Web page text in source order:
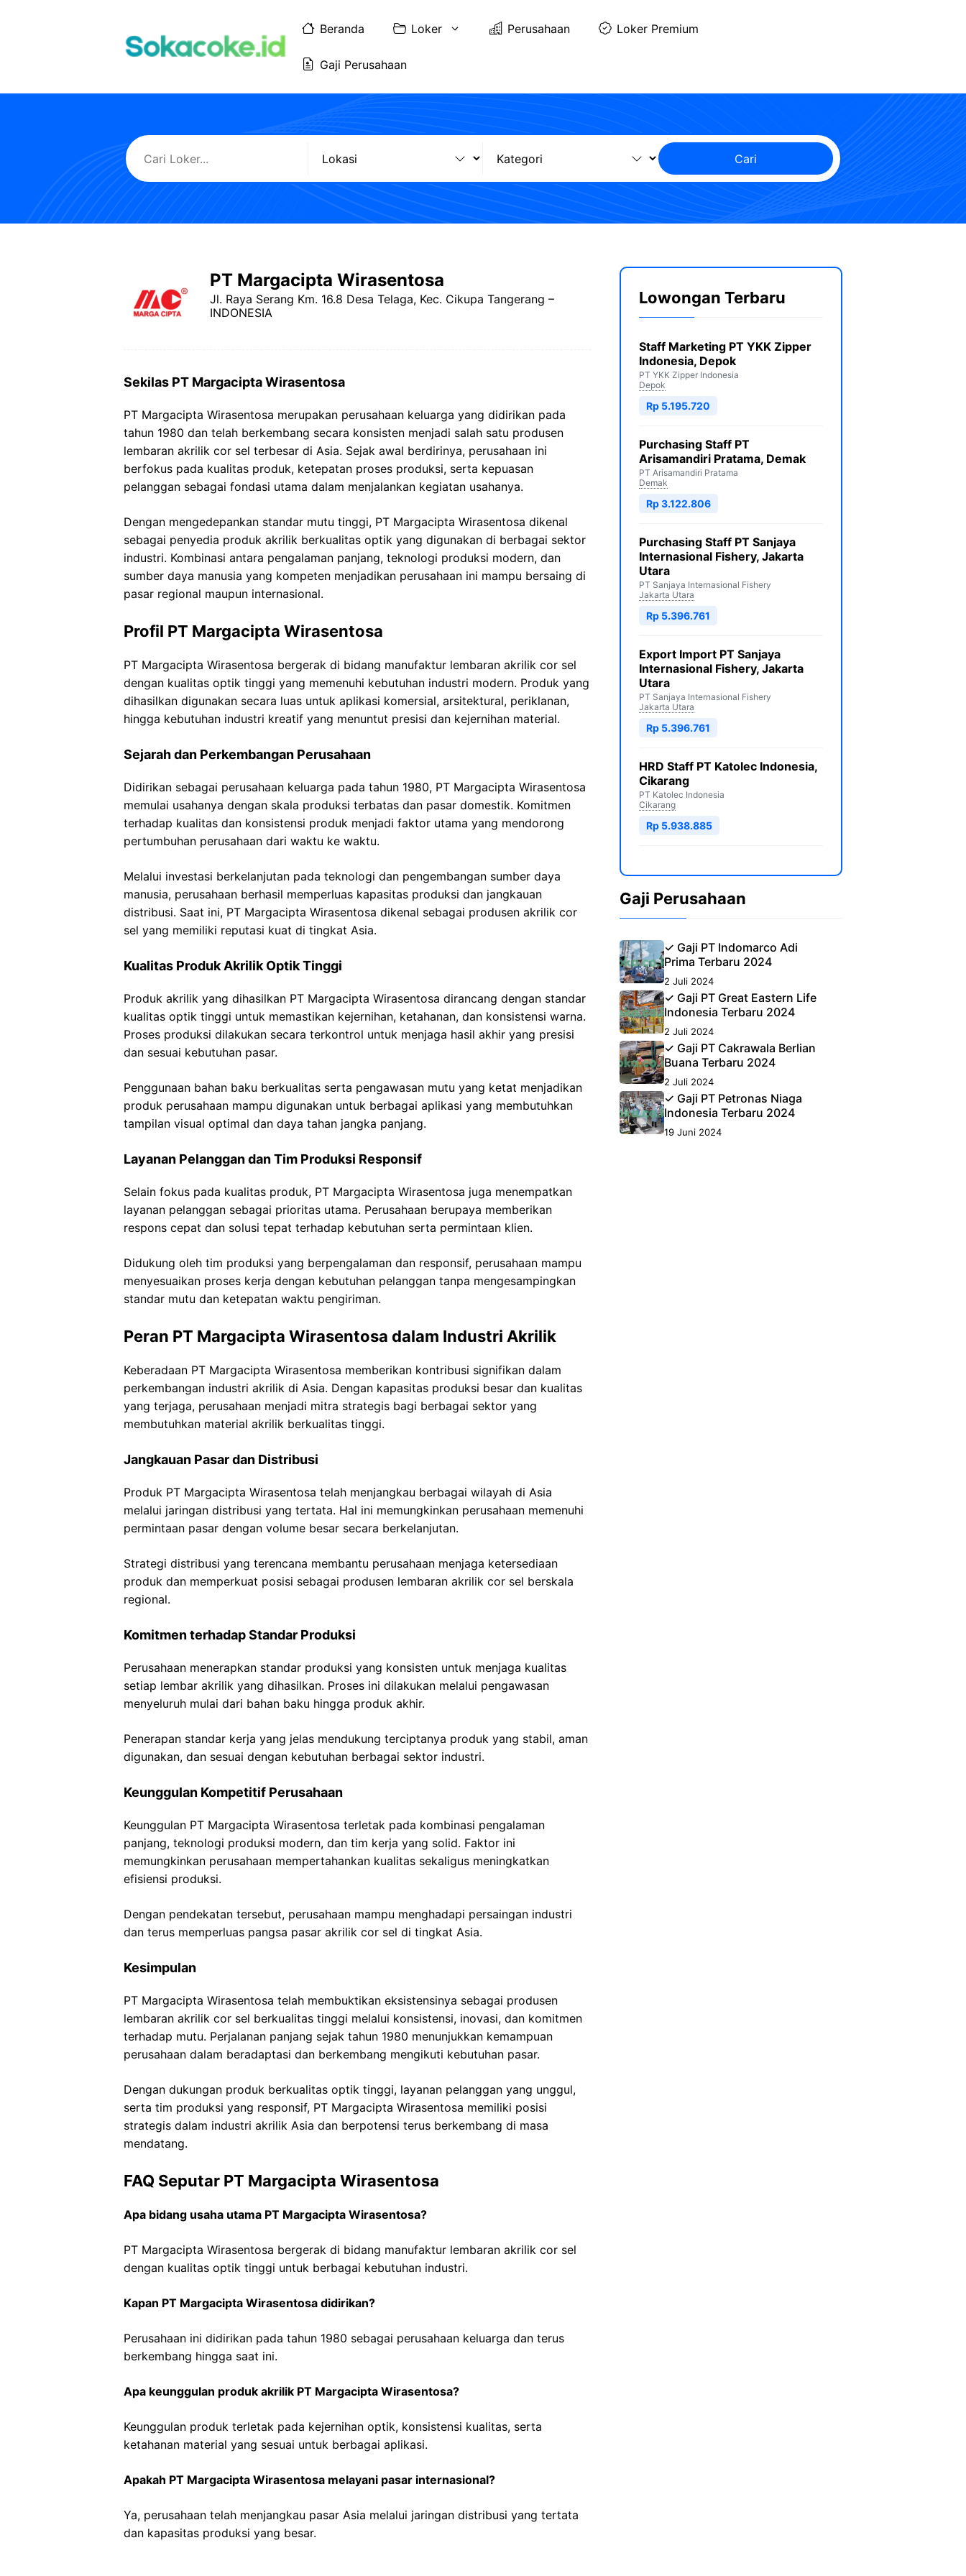
Beranda Loker Perusahaan Loker Premium
Gaji Perusahaan
Cari
PT Margacipta Wirasentosa
Jl. Raya Serang Km. 16.8 Desa Telaga, Kec. Cikupa Tangerang –
INDONESIA
Sekilas PT Margacipta Wirasentosa
PT Margacipta Wirasentosa merupakan perusahaan keluarga yang didirikan pada
tahun 1980 dan telah berkembang secara konsisten menjadi salah satu produsen
lembaran akrilik cor sel terbesar di Asia. Sejak awal berdirinya, perusahaan ini
berfokus pada kualitas produk, ketepatan proses produksi, serta kepuasan
pelanggan sebagai fondasi utama dalam menjalankan kegiatan usahanya.
Dengan mengedepankan standar mutu tinggi, PT Margacipta Wirasentosa dikenal
sebagai penyedia produk akrilik berkualitas optik yang digunakan di berbagai sektor
industri. Kombinasi antara pengalaman panjang, teknologi produksi modern, dan
sumber daya manusia yang kompeten menjadikan perusahaan ini mampu bersaing di
pasar regional maupun internasional.
Profil PT Margacipta Wirasentosa
PT Margacipta Wirasentosa bergerak di bidang manufaktur lembaran akrilik cor sel
dengan kualitas optik tinggi yang memenuhi kebutuhan industri modern. Produk yang
dihasilkan digunakan secara luas untuk aplikasi komersial, arsitektural, periklanan,
hingga kebutuhan industri kreatif yang menuntut presisi dan kejernihan material.
Sejarah dan Perkembangan Perusahaan
Didirikan sebagai perusahaan keluarga pada tahun 1980, PT Margacipta Wirasentosa
memulai usahanya dengan skala produksi terbatas dan pasar domestik. Komitmen
terhadap kualitas dan konsistensi produk menjadi faktor utama yang mendorong
pertumbuhan perusahaan dari waktu ke waktu.
Melalui investasi berkelanjutan pada teknologi dan pengembangan sumber daya
manusia, perusahaan berhasil memperluas kapasitas produksi dan jangkauan
distribusi. Saat ini, PT Margacipta Wirasentosa dikenal sebagai produsen akrilik cor
sel yang memiliki reputasi kuat di tingkat Asia.
Kualitas Produk Akrilik Optik Tinggi
Produk akrilik yang dihasilkan PT Margacipta Wirasentosa dirancang dengan standar
kualitas optik tinggi untuk memastikan kejernihan, ketahanan, dan konsistensi warna.
Proses produksi dilakukan secara terkontrol untuk menjaga hasil akhir yang presisi
dan sesuai kebutuhan pasar.
Penggunaan bahan baku berkualitas serta pengawasan mutu yang ketat menjadikan
produk perusahaan mampu digunakan untuk berbagai aplikasi yang membutuhkan
tampilan visual optimal dan daya tahan jangka panjang.
Layanan Pelanggan dan Tim Produksi Responsif
Selain fokus pada kualitas produk, PT Margacipta Wirasentosa juga menempatkan
layanan pelanggan sebagai prioritas utama. Perusahaan berupaya memberikan
respons cepat dan solusi tepat terhadap kebutuhan serta permintaan klien.
Didukung oleh tim produksi yang berpengalaman dan responsif, perusahaan mampu
menyesuaikan proses kerja dengan kebutuhan pelanggan tanpa mengesampingkan
standar mutu dan ketepatan waktu pengiriman.
Peran PT Margacipta Wirasentosa dalam Industri Akrilik
Keberadaan PT Margacipta Wirasentosa memberikan kontribusi signifikan dalam
perkembangan industri akrilik di Asia. Dengan kapasitas produksi besar dan kualitas
yang terjaga, perusahaan menjadi mitra strategis bagi berbagai sektor yang
membutuhkan material akrilik berkualitas tinggi.
Jangkauan Pasar dan Distribusi
Produk PT Margacipta Wirasentosa telah menjangkau berbagai wilayah di Asia
melalui jaringan distribusi yang tertata. Hal ini memungkinkan perusahaan memenuhi
permintaan pasar dengan volume besar secara berkelanjutan.
Strategi distribusi yang terencana membantu perusahaan menjaga ketersediaan
produk dan memperkuat posisi sebagai produsen lembaran akrilik cor sel berskala
regional.
Komitmen terhadap Standar Produksi
Perusahaan menerapkan standar produksi yang konsisten untuk menjaga kualitas
setiap lembar akrilik yang dihasilkan. Proses ini dilakukan melalui pengawasan
menyeluruh mulai dari bahan baku hingga produk akhir.
Penerapan standar kerja yang jelas mendukung terciptanya produk yang stabil, aman
digunakan, dan sesuai dengan kebutuhan berbagai sektor industri.
Keunggulan Kompetitif Perusahaan
Keunggulan PT Margacipta Wirasentosa terletak pada kombinasi pengalaman
panjang, teknologi produksi modern, dan tim kerja yang solid. Faktor ini
memungkinkan perusahaan mempertahankan kualitas sekaligus meningkatkan
efisiensi produksi.
Dengan pendekatan tersebut, perusahaan mampu menghadapi persaingan industri
dan terus memperluas pangsa pasar akrilik cor sel di tingkat Asia.
Kesimpulan
PT Margacipta Wirasentosa telah membuktikan eksistensinya sebagai produsen
lembaran akrilik cor sel berkualitas tinggi melalui konsistensi, inovasi, dan komitmen
terhadap mutu. Perjalanan panjang sejak tahun 1980 menunjukkan kemampuan
perusahaan dalam beradaptasi dan berkembang mengikuti kebutuhan pasar.
Dengan dukungan produk berkualitas optik tinggi, layanan pelanggan yang unggul,
serta tim produksi yang responsif, PT Margacipta Wirasentosa memiliki posisi
strategis dalam industri akrilik Asia dan berpotensi terus berkembang di masa
mendatang.
FAQ Seputar PT Margacipta Wirasentosa
Apa bidang usaha utama PT Margacipta Wirasentosa?
PT Margacipta Wirasentosa bergerak di bidang manufaktur lembaran akrilik cor sel
dengan kualitas optik tinggi untuk berbagai kebutuhan industri.
Kapan PT Margacipta Wirasentosa didirikan?
Perusahaan ini didirikan pada tahun 1980 sebagai perusahaan keluarga dan terus
berkembang hingga saat ini.
Apa keunggulan produk akrilik PT Margacipta Wirasentosa?
Keunggulan produk terletak pada kejernihan optik, konsistensi kualitas, serta
ketahanan material yang sesuai untuk berbagai aplikasi.
Apakah PT Margacipta Wirasentosa melayani pasar internasional?
Ya, perusahaan telah menjangkau pasar Asia melalui jaringan distribusi yang tertata
dan kapasitas produksi yang besar.
Lowongan Terbaru
Staff Marketing PT YKK Zipper
Indonesia, Depok
PT YKK Zipper Indonesia
Depok
Rp 5.195.720
Purchasing Staff PT
Arisamandiri Pratama, Demak
PT Arisamandiri Pratama
Demak
Rp 3.122.806
Purchasing Staff PT Sanjaya
Internasional Fishery, Jakarta
Utara
PT Sanjaya Internasional Fishery
Jakarta Utara
Rp 5.396.761
Export Import PT Sanjaya
Internasional Fishery, Jakarta
Utara
PT Sanjaya Internasional Fishery
Jakarta Utara
Rp 5.396.761
HRD Staff PT Katolec Indonesia,
Cikarang
PT Katolec Indonesia
Cikarang
Rp 5.938.885
Gaji Perusahaan
✓ Gaji PT Indomarco Adi
Prima Terbaru 2024
2 Juli 2024
✓ Gaji PT Great Eastern Life
Indonesia Terbaru 2024
2 Juli 2024
✓ Gaji PT Cakrawala Berlian
Buana Terbaru 2024
2 Juli 2024
✓ Gaji PT Petronas Niaga
Indonesia Terbaru 2024
19 Juni 2024